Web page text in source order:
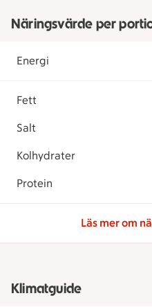
Näringsvärde per
Energi
Fett
Salt
Kolhydrater
Protein
Läs mer om
Klimatguide